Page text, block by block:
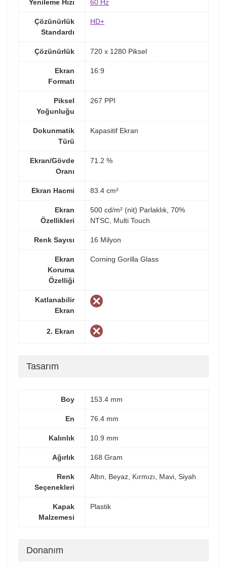
Yenileme Hızı 60 Hz
Çözünürlük
Standardı
HD+
Çözünürlük 720 x 1280 Piksel
Ekran
Formatı
16:9
Piksel
Yoğunluğu
267 PPI
Dokunmatik
Türü
Kapasitif Ekran
Ekran/Gövde
Oranı
71.2 %
Ekran Hacmi 83.4 cm²
Ekran
Özellikleri
500 cd/m² (nit) Parlaklık, 70%
NTSC, Multi Touch
Renk Sayısı 16 Milyon
Ekran
Koruma
Özelliği
Corning Gorilla Glass
Katlanabilir
Ekran
2. Ekran
Tasarım
Boy 153.4 mm
En 76.4 mm
Kalınlık 10.9 mm
Ağırlık 168 Gram
Renk
Seçenekleri
Altın, Beyaz, Kırmızı, Mavi, Siyah
Kapak
Malzemesi
Plastik
Donanım